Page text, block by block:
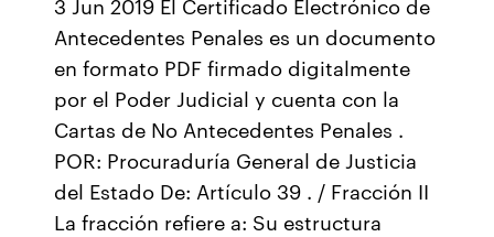
Antecedentes Penales es un documento
en formato PDF firmado digitalmente
por el Poder Judicial y cuenta con la
Cartas de No Antecedentes Penales .
POR: Procuraduría General de Justicia
del Estado De: Artículo 39 . / Fracción II
La fracción refiere a: Su estructura